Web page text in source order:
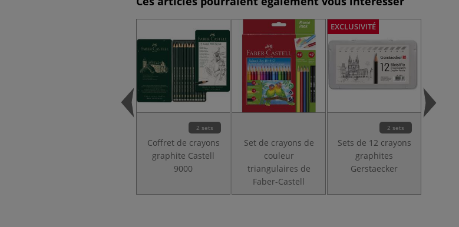
2 sets
Coffret de crayons
graphite Castell
9000
Set de crayons de
couleur
triangulaires de
Faber-Castell
EXCLUSIVITÉ
2 sets
Sets de 12 crayons
graphites
Gerstaecker